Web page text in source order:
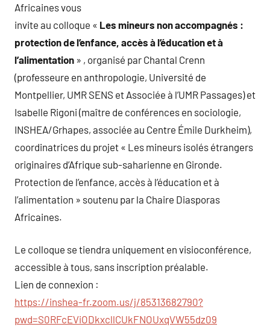
Africaines vous
invite au colloque « Les mineurs non accompagnés :
protection de l’enfance, accès à l’éducation et à
l’alimentation » , organisé par Chantal Crenn
(professeure en anthropologie, Université de
Montpellier, UMR SENS et Associée à l’UMR Passages) et
Isabelle Rigoni (maître de conférences en sociologie,
INSHEA/Grhapes, associée au Centre Émile Durkheim),
coordinatrices du projet « Les mineurs isolés étrangers
originaires d’Afrique sub-saharienne en Gironde.
Protection de l’enfance, accès à l’éducation et à
l’alimentation » soutenu par la Chaire Diasporas
Africaines.
Le colloque se tiendra uniquement en visioconférence,
accessible à tous, sans inscription préalable.
Lien de connexion :
https://inshea-fr.zoom.us/j/85313682790?
pwd=S0RFcEViODkxcllCUkFNOUxqVW55dz09